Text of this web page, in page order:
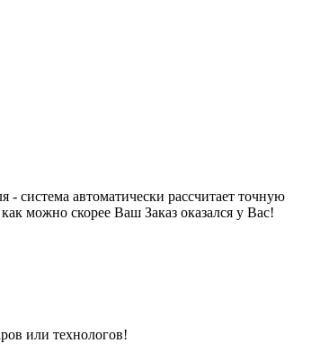
система автоматически рассчитает точную
можно скорее Ваш Заказ оказался у Вас!
или технологов!